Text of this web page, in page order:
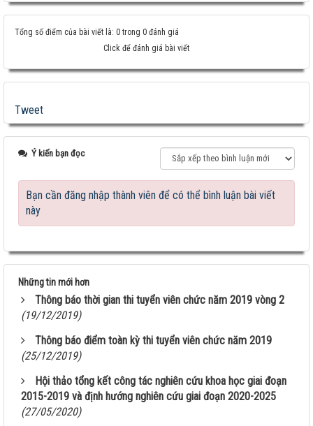
Tổng số điểm của bài viết là: 0 trong 0 đánh giá
Click để đánh giá bài viết
Tweet
Ý kiến bạn đọc
Bạn cần đăng nhập thành viên để có thể bình luận bài viết
này
Những tin mới hơn
Thông báo thời gian thi tuyển viên chức năm 2019 vòng 2
(19/12/2019)
Thông báo điểm toàn kỳ thi tuyển viên chức năm 2019
(25/12/2019)
Hội thảo tổng kết công tác nghiên cứu khoa học giai đoạn
2015-2019 và định hướng nghiên cứu giai đoạn 2020-2025
(27/05/2020)